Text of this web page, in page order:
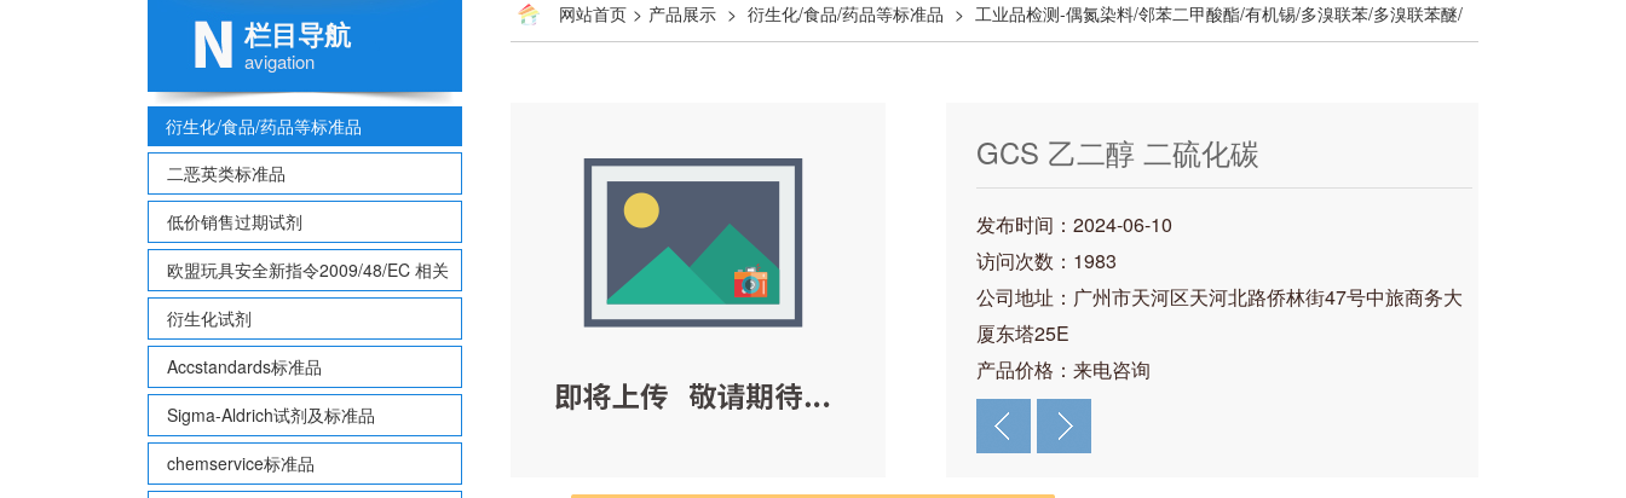
栏目导航
avigation
衍生化/食品/药品等标准品
二恶英类标准品
低价销售过期试剂
欧盟玩具安全新指令2009/48/EC 相关
致敏性香味剂标准品
衍生化试剂
Accstandards标准品
Sigma-Aldrich试剂及标准品
chemservice标准品
网站首页 > 产品展示 > 衍生化/食品/药品等标准品 > 工业品检测-偶氮染料/邻苯二甲酸酯/有机锡/多溴联苯/多溴联苯醚/
GCS 乙二醇 二硫化碳
发布时间：2024-06-10
访问次数：1983
公司地址：广州市天河区天河北路侨林街47号中旅商务大
厦东塔25E
产品价格：来电咨询